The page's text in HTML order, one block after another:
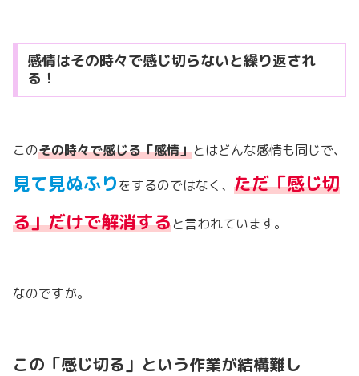
感情はその時々で感じ切らないと繰り返され
る！
このその時々で感じる「感情」とはどんな感情も同じで、
見て見ぬふりをするのではなく、 ただ「感じ切
る」だけで解消すると言われています。
なのですが。
この「感じ切る」という作業が結構難し